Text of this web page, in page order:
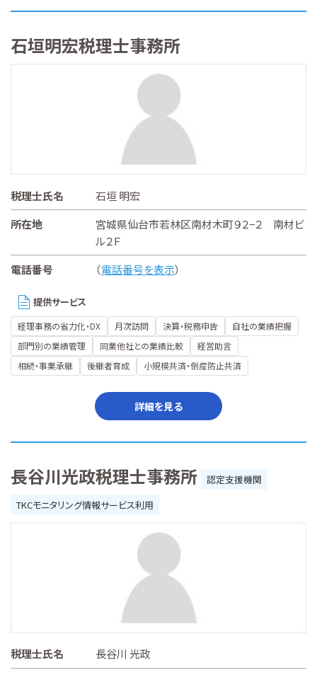
石垣明宏税理士事務所
税理士氏名
石垣 明宏
所在地
宮城県仙台市若林区南材木町９２−２ 南材ビ
ル２Ｆ
電話番号
（電話番号を表示）
提供サービス
経理事務の省力化・DX 月次訪問 決算・税務申告
自社の業績把握
部門別の業績管理
同業他社との業績比較
経営助言
相続・事業承継
後継者育成 小規模共済・倒産防止共済
詳細を見る
長谷川光政税理士事務所
認定支援機関
TKCモニタリング情報サービス利用
税理士氏名
長谷川 光政